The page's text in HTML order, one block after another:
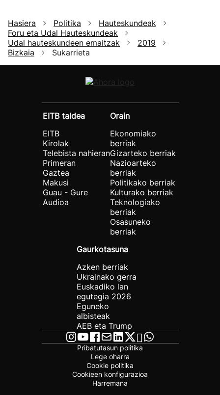
Hasiera Politika
Hauteskundeak
Foru eta Udal Hauteskundeak
Udal hauteskundeen emaitzak
2019
Bizkaia
Sukarrieta
EITB taldea
EITB
Kirolak
Telebista nahieran
Primeran
Gaztea
Makusi
Guau - Gure
Audioa
Orain
Ekonomiako
berriak
Gizarteko berriak
Nazioarteko
berriak
Politikako berriak
Kulturako berriak
Teknologiako
berriak
Osasuneko
berriak
Gaurkotasuna
Azken berriak
Ukrainako gerra
Euskadiko lan
egutegia 2026
Eguneko
albisteak
AEB eta Trump
Pribatutasun politika
Lege oharra
Cookie politika
Cookieen konfigurazioa
Harremana